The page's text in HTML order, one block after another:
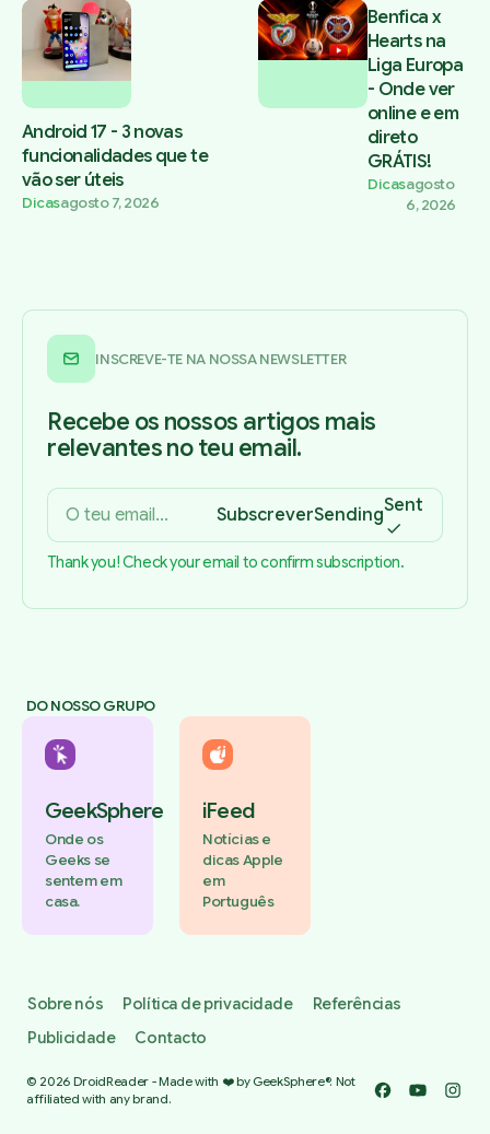
Android 17 - 3 novas
funcionalidades que te
vão ser úteis
Dicasagosto 7, 2026
Benfica x
Hearts na
Liga Europa
- Onde ver
online e em
direto
GRÁTIS!
Dicasagosto
6, 2026
INSCREVE-TE NA NOSSA NEWSLETTER
Recebe os nossos artigos mais
relevantes no teu email.
SubscreverSendingSent
Thank you! Check your email to confirm subscription.
DO NOSSO GRUPO
GeekSphere
Onde os
Geeks se
sentem em
casa.
iFeed
Notícias e
dicas Apple
em
Português
Sobre nós Política de privacidade
Referências
Publicidade
Contacto
© 2026 DroidReader - Made with ❤️ by GeekSphere®. Not
affiliated with any brand.
Facebook
YouTube